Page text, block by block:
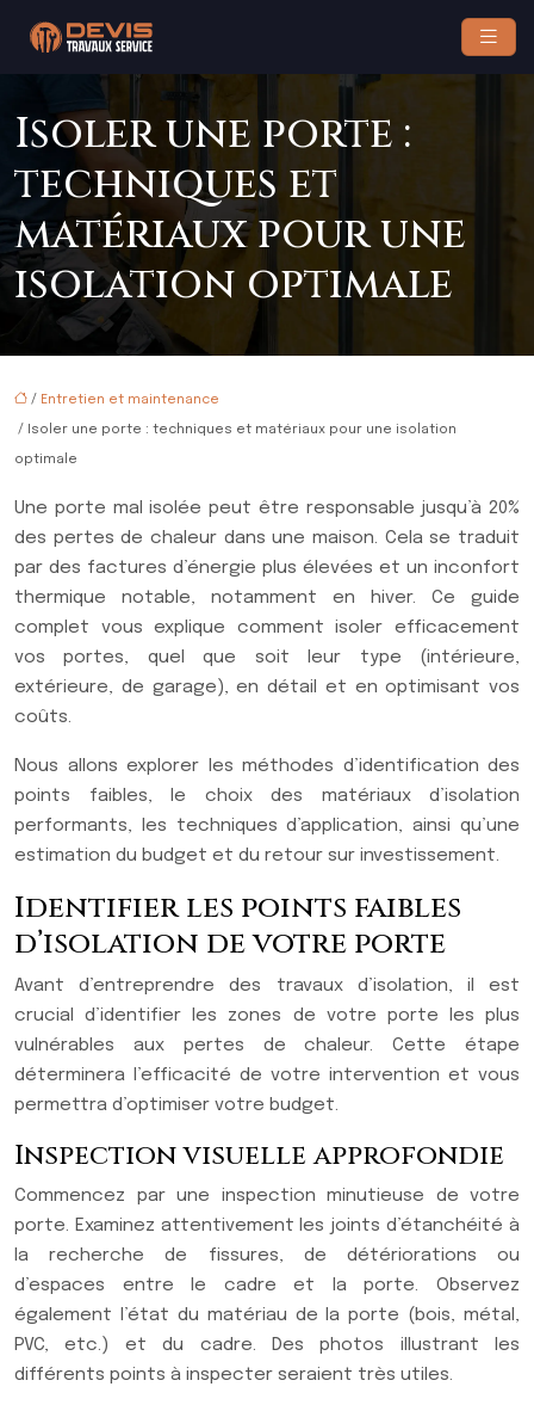
Isoler une porte :
techniques et
matériaux pour une
isolation optimale
/ Entretien et maintenance
/ Isoler une porte : techniques et matériaux pour une isolation
optimale
Une porte mal isolée peut être responsable jusqu’à 20%
des pertes de chaleur dans une maison. Cela se traduit
par des factures d’énergie plus élevées et un inconfort
thermique notable, notamment en hiver. Ce guide
complet vous explique comment isoler efficacement
vos portes, quel que soit leur type (intérieure,
extérieure, de garage), en détail et en optimisant vos
coûts.
Nous allons explorer les méthodes d’identification des
points faibles, le choix des matériaux d’isolation
performants, les techniques d’application, ainsi qu’une
estimation du budget et du retour sur investissement.
Identifier les points faibles
d’isolation de votre porte
Avant d’entreprendre des travaux d’isolation, il est
crucial d’identifier les zones de votre porte les plus
vulnérables aux pertes de chaleur. Cette étape
déterminera l’efficacité de votre intervention et vous
permettra d’optimiser votre budget.
Inspection visuelle approfondie
Commencez par une inspection minutieuse de votre
porte. Examinez attentivement les joints d’étanchéité à
la recherche de fissures, de détériorations ou
d’espaces entre le cadre et la porte. Observez
également l’état du matériau de la porte (bois, métal,
PVC, etc.) et du cadre. Des photos illustrant les
différents points à inspecter seraient très utiles.